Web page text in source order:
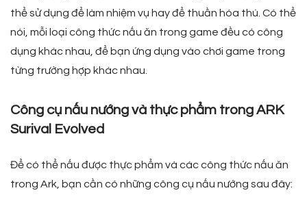
thể sử dụng để làm nhiệm vụ hay để thuần hóa thú. Có thể
nói, mỗi loại công thức nấu ăn trong game đều có công
dụng khác nhau, để bạn ứng dụng vào chơi game trong
từng trường hợp khác nhau.
Công cụ nấu nướng và thực phẩm trong ARK
Surival Evolved
Để có thể nấu được thực phẩm và các công thức nấu ăn
trong Ark, bạn cần có những công cụ nấu nướng sau đây: